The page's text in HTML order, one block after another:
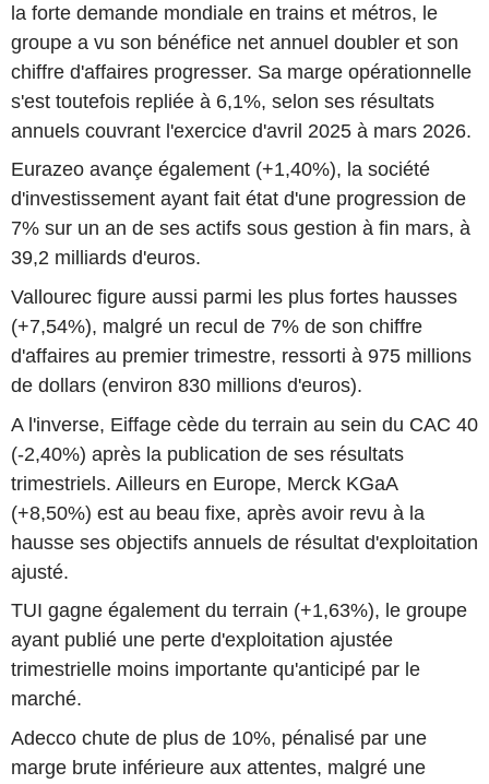
la forte demande mondiale en trains et métros, le
groupe a vu son bénéfice net annuel doubler et son
chiffre d'affaires progresser. Sa marge opérationnelle
s'est toutefois repliée à 6,1%, selon ses résultats
annuels couvrant l'exercice d'avril 2025 à mars 2026.
Eurazeo avançe également (+1,40%), la société
d'investissement ayant fait état d'une progression de
7% sur un an de ses actifs sous gestion à fin mars, à
39,2 milliards d'euros.
Vallourec figure aussi parmi les plus fortes hausses
(+7,54%), malgré un recul de 7% de son chiffre
d'affaires au premier trimestre, ressorti à 975 millions
de dollars (environ 830 millions d'euros).
A l'inverse, Eiffage cède du terrain au sein du CAC 40
(-2,40%) après la publication de ses résultats
trimestriels. Ailleurs en Europe, Merck KGaA
(+8,50%) est au beau fixe, après avoir revu à la
hausse ses objectifs annuels de résultat d'exploitation
ajusté.
TUI gagne également du terrain (+1,63%), le groupe
ayant publié une perte d'exploitation ajustée
trimestrielle moins importante qu'anticipé par le
marché.
Adecco chute de plus de 10%, pénalisé par une
marge brute inférieure aux attentes, malgré une